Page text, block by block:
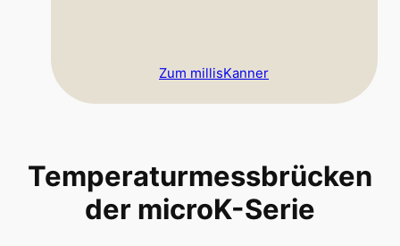
Zum millisKanner
Temperaturmessbrücken
der microK-Serie